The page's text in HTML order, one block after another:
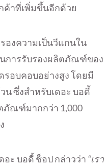
ค้าที่เพิ่มขึ้นอีกด้วย
องความเป็นวีแกนใน
นการรับรองผลิตภัณฑ์ของ
รอบคอบอย่างสูง โดยมี
ซึ่งสำหรับเดอะ บอดี้
ภัณฑ์มากกว่า 1,000
อะ บอดี้ ช็อป กล่าวว่า “เรา